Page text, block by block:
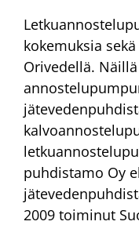
kokemuksia
Orivedellä.
puhdistamo Oy
2009 toiminut